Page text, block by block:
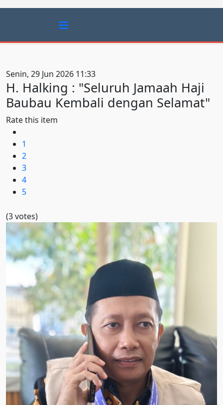
Senin, 29 Jun 2026 11:33
H. Halking : "Seluruh Jamaah Haji
Baubau Kembali dengan Selamat"
Rate this item
1
2
3
4
5
(3 votes)